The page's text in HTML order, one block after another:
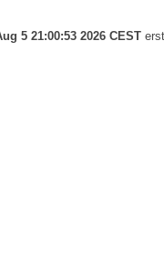
5 21:00:53 2026 CEST